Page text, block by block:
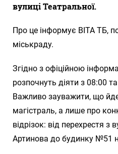
вулиці Театральної.
Про це інформує ВІТА ТБ,
міськраду.
Згідно з офіційною
розпочнуть діяти з 08:00
Важливо зауважити, що
магістраль, а лише про
відрізок: від перехрестя з
Артинова до будинку №51